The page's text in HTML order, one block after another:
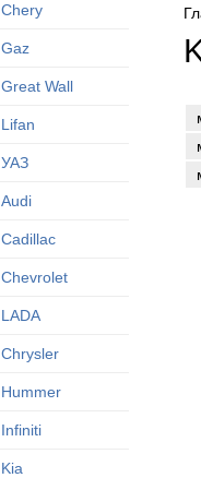
Chery
Gaz
Great Wall
Lifan
УАЗ
Audi
Cadillac
Chevrolet
LADA
Chrysler
Hummer
Infiniti
Kia